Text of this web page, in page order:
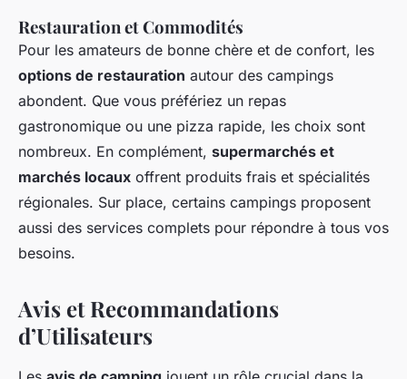
Restauration et Commodités
Pour les amateurs de bonne chère et de confort, les
options de restauration autour des campings
abondent. Que vous préfériez un repas
gastronomique ou une pizza rapide, les choix sont
nombreux. En complément, supermarchés et
marchés locaux offrent produits frais et spécialités
régionales. Sur place, certains campings proposent
aussi des services complets pour répondre à tous vos
besoins.
Avis et Recommandations
d’Utilisateurs